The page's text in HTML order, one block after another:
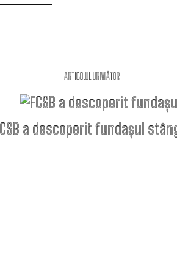
ARTICOLUL URMĂTOR
a descoperit fundașul